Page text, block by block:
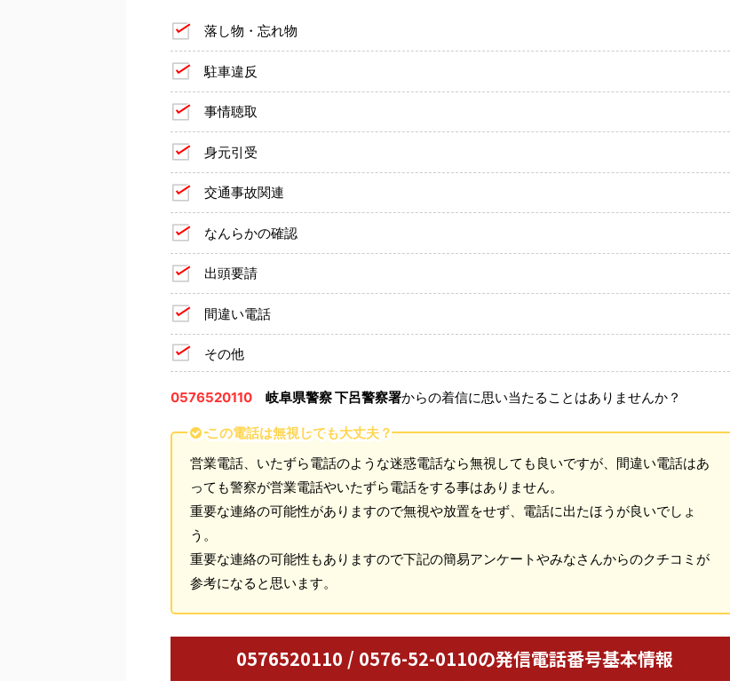
落し物・忘れ物
駐車違反
事情聴取
身元引受
交通事故関連
なんらかの確認
出頭要請
間違い電話
その他
0576520110 岐阜県警察 下呂警察署からの着信に思い当たることはありませんか？
この電話は無視しても大丈夫？
営業電話、いたずら電話のような迷惑電話なら無視しても良いですが、間違い電話はあ
っても警察が営業電話やいたずら電話をする事はありません。
重要な連絡の可能性がありますので無視や放置をせず、電話に出たほうが良いでしょ
う。
重要な連絡の可能性もありますので下記の簡易アンケートやみなさんからのクチコミが
参考になると思います。
0576520110 / 0576-52-0110の発信電話番号基本情報